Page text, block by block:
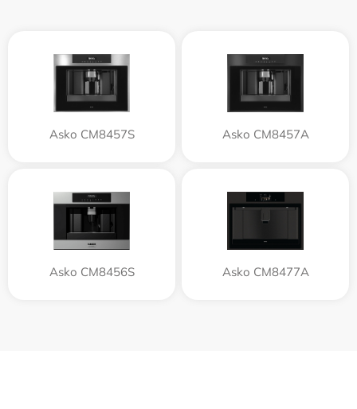
Asko CM8457S Asko CM8457A
Asko CM8456S Asko CM8477A